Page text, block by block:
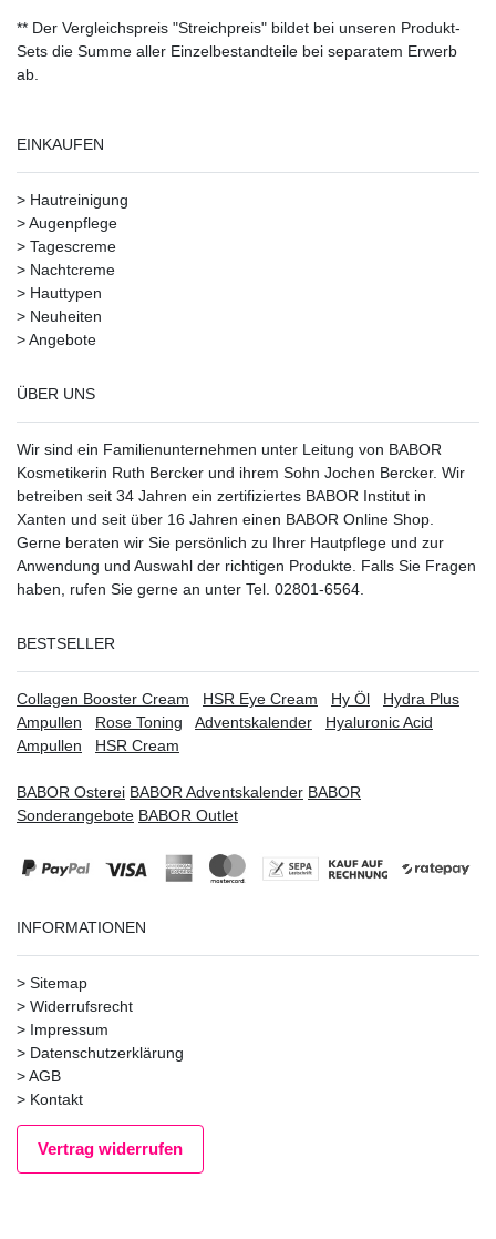
** Der Vergleichspreis "Streichpreis" bildet bei unseren Produkt-
Sets die Summe aller Einzelbestandteile bei separatem Erwerb
ab.
EINKAUFEN
> Hautreinigung
>Augenpflege
> Tagescreme
> Nachtcreme
> Hauttypen
> Neuheiten
>Angebote
ÜBER UNS
Wir sind ein Familienunternehmen unter Leitung von BABOR
Kosmetikerin Ruth Bercker und ihrem Sohn Jochen Bercker. Wir
betreiben seit 34 Jahren ein zertifiziertes BABOR Institut in
Xanten und seit über 16 Jahren einen BABOR Online Shop.
Gerne beraten wir Sie persönlich zu Ihrer Hautpflege und zur
Anwendung und Auswahl der richtigen Produkte. Falls Sie Fragen
haben, rufen Sie gerne an unter Tel. 02801-6564.
BESTSELLER
Collagen Booster Cream HSR Eye Cream Hy Öl
Hydra Plus
Ampullen
Rose Toning Adventskalender
Hyaluronic Acid
Ampullen
HSR Cream
BABOR Osterei BABOR Adventskalender BABOR
Sonderangebote BABOR Outlet
INFORMATIONEN
> Sitemap
> Widerrufsrecht
> Impressum
> Datenschutzerklärung
>AGB
> Kontakt
Vertrag widerrufen